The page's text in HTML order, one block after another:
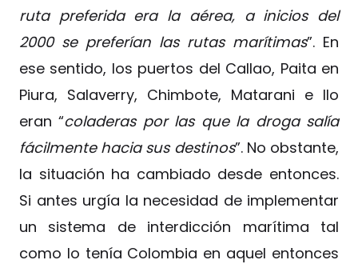
ruta preferida era la aérea, a inicios del
2000 se preferían las rutas marítimas”. En
ese sentido, los puertos del Callao, Paita en
Piura, Salaverry, Chimbote, Matarani e Ilo
eran “coladeras por las que la droga salía
fácilmente hacia sus destinos”. No obstante,
la situación ha cambiado desde entonces.
Si antes urgía la necesidad de implementar
un sistema de interdicción marítima tal
como lo tenía Colombia en aquel entonces